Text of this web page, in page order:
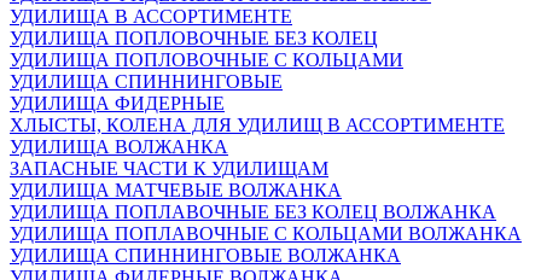
УДИЛИЩА В АССОРТИМЕНТЕ
УДИЛИЩА ПОПЛОВОЧНЫЕ БЕЗ КОЛЕЦ
УДИЛИЩА ПОПЛОВОЧНЫЕ С КОЛЬЦАМИ
УДИЛИЩА СПИННИНГОВЫЕ
УДИЛИЩА ФИДЕРНЫЕ
ХЛЫСТЫ, КОЛЕНА ДЛЯ УДИЛИЩ В АССОРТИМЕНТЕ
УДИЛИЩА ВОЛЖАНКА
ЗАПАСНЫЕ ЧАСТИ К УДИЛИЩАМ
УДИЛИЩА МАТЧЕВЫЕ ВОЛЖАНКА
УДИЛИЩА ПОПЛАВОЧНЫЕ БЕЗ КОЛЕЦ ВОЛЖАНКА
УДИЛИЩА ПОПЛАВОЧНЫЕ С КОЛЬЦАМИ ВОЛЖАНКА
УДИЛИЩА СПИННИНГОВЫЕ ВОЛЖАНКА